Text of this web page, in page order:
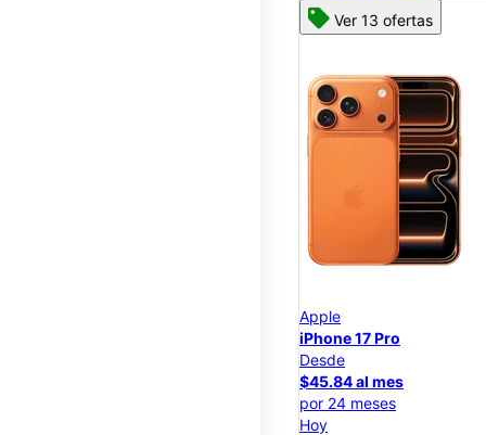
Ver 13 ofertas
Apple
iPhone 17 Pro
Desde
$45.84 al mes
por 24 meses
Hoy